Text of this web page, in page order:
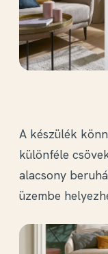
A készülék
különféle
alacsony
üzembe